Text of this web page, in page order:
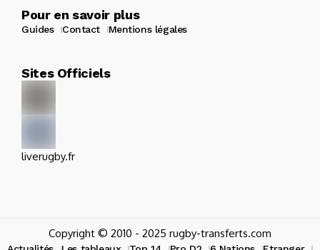
Pour en savoir plus
Guides Contact Mentions légales
Sites Officiels
liverugby.fr
Copyright © 2010 - 2025 rugby-transferts.com